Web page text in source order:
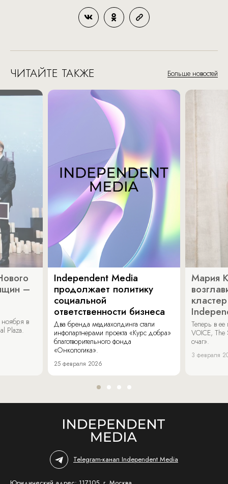
ЧИТАЙТЕ ТАКЖЕ Больше новостей
–
ноября в
Plaza.
Independent Media
продолжает политику
социальной
ответственности бизнеса
Два бренда медиахолдинга стали
инфопартнерами проекта «Курс добра»
благотворительного фонда
«Онкологика».
25 февраля 2026
Мария
Теперь в
VOICE,
очаг».
3 февраля
Telegram-канал Independent Media